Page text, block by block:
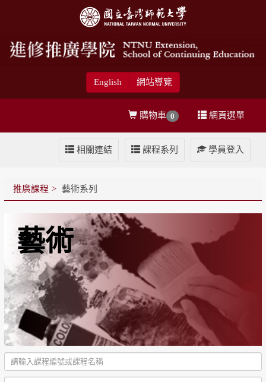
English 網站導覽
網頁選單
購物車 0
學員登入
課程系列
相關連結
推廣課程 藝術系列
藝術